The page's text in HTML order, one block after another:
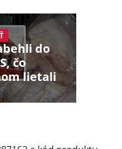
do
čo
lietali